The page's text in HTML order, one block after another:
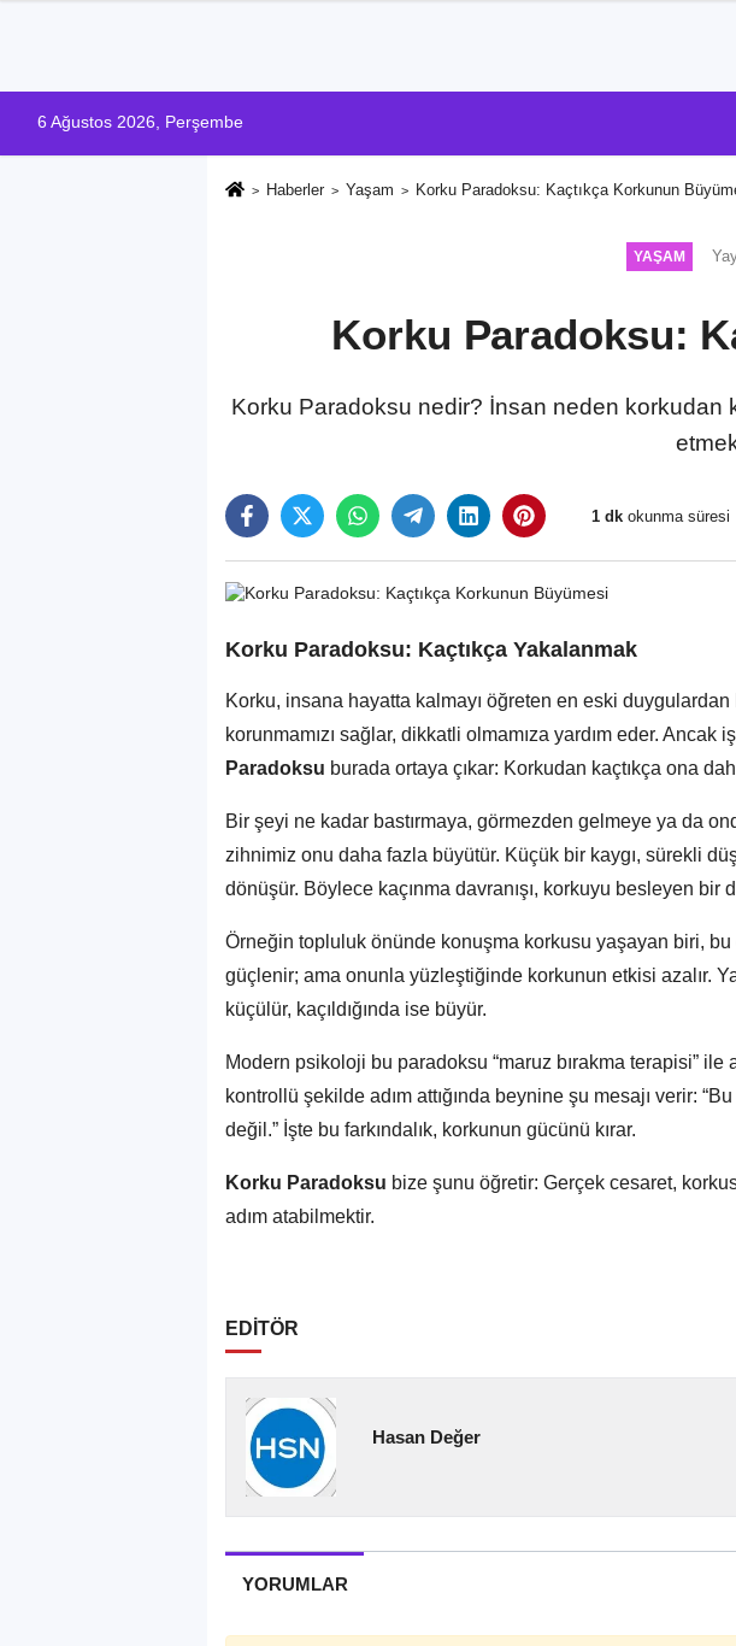
6 Ağustos 2026, Perşembe
Haberler Yaşam Korku Paradoksu: Kaçtıkça Korkunun
YAŞAM
Korku Paradoksu:
Korku Paradoksu nedir? İnsan neden korkudan
1 dk okunma süresi
Korku Paradoksu: Kaçtıkça Yakalanmak
Korku, insana hayatta kalmayı öğreten en eski
korunmamızı sağlar, dikkatli olmamıza yardım eder. Ancak
Paradoksu burada ortaya çıkar: Korkudan kaçtıkça ona
Bir şeyi ne kadar bastırmaya, görmezden gelmeye ya da
zihnimiz onu daha fazla büyütür. Küçük bir kaygı, sürekli
dönüşür. Böylece kaçınma davranışı, korkuyu besleyen bir
Örneğin topluluk önünde konuşma korkusu yaşayan biri, bu
güçlenir; ama onunla yüzleştiğinde korkunun etkisi azalır.
küçülür, kaçıldığında ise büyür.
Modern psikoloji bu paradoksu “maruz bırakma terapisi” ile
kontrollü şekilde adım attığında beynine şu mesajı verir:
değil.” İşte bu farkındalık, korkunun gücünü kırar.
Korku Paradoksu bize şunu öğretir: Gerçek cesaret,
adım atabilmektir.
EDİTÖR
Hasan Değer
YORUMLAR